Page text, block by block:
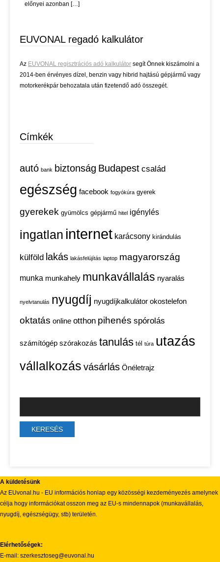
előnyei azonban […]
EUVONAL regadó kalkulátor
Az EUVONAL regisztrációs adó kalkulátor segít Önnek kiszámolni a
2014-ben érvényes dízel, benzin vagy hibrid hajtású gépjármű vagy
motorkerékpár behozatala után fizetendő adó összegét.
Címkék
autó bank biztonság Budapest család
egészség facebook fogyókúra gyerek
gyerekek gyümölcs gépjármű hitel igénylés
ingatlan internet karácsony kirándulás
külföld lakás lakásfelújítás laptop magyarország
munka munkahely munkavállalás nyaralás
nyelvtanulás nyugdíj nyugdíjkalkulátor okostelefon
oktatás online otthon pihenés spórolás
számítógép szórakozás tanulás tél túra utazás
vállalkozás vásárlás Önéletrajz
A küldetésünk
Az EUvonal.hu - EU információs honlap egy közösségi kezdeményezés amelynek
célja hogy információkat osszon meg az EU-s mindennapok (munkavállalás,
nyugdíj, egészségügy, stb) területén.
Elérhetőségek:
E-mail: szerkesztoseg@euvonal.hu